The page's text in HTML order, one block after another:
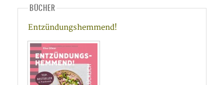
BÜCHER
Entzündungshemmend!